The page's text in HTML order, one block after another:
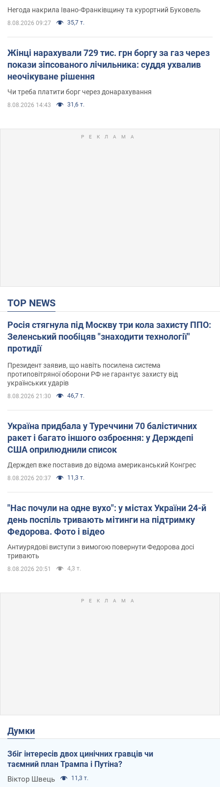
Негода накрила Івано-Франківщину та курортний Буковель
8.08.2026 09:27 35,7 т.
Жінці нарахували 729 тис. грн боргу за газ через
покази зіпсованого лічильника: суддя ухвалив
неочікуване рішення
Чи треба платити борг через донарахування
8.08.2026 14:43 31,6 т.
TOP NEWS
Росія стягнула під Москву три кола захисту ППО:
Зеленський пообіцяв "знаходити технології"
протидії
Президент заявив, що навіть посилена система
протиповітряної оборони РФ не гарантує захисту від
українських ударів
8.08.2026 21:30 46,7 т.
Україна придбала у Туреччини 70 балістичних
ракет і багато іншого озброєння: у Держдепі
США оприлюднили список
Держдеп вже поставив до відома американський Конгрес
8.08.2026 20:37 11,3 т.
"Нас почули на одне вухо": у містах України 24-й
день поспіль тривають мітинги на підтримку
Федорова. Фото і відео
Антиурядові виступи з вимогою повернути Федорова досі
тривають
8.08.2026 20:51 4,3 т.
Думки
Збіг інтересів двох цинічних гравців чи
таємний план Трампа і Путіна?
Віктор Швець 11,3 т.